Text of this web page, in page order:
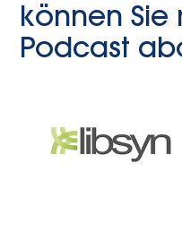
können Sie
Podcast